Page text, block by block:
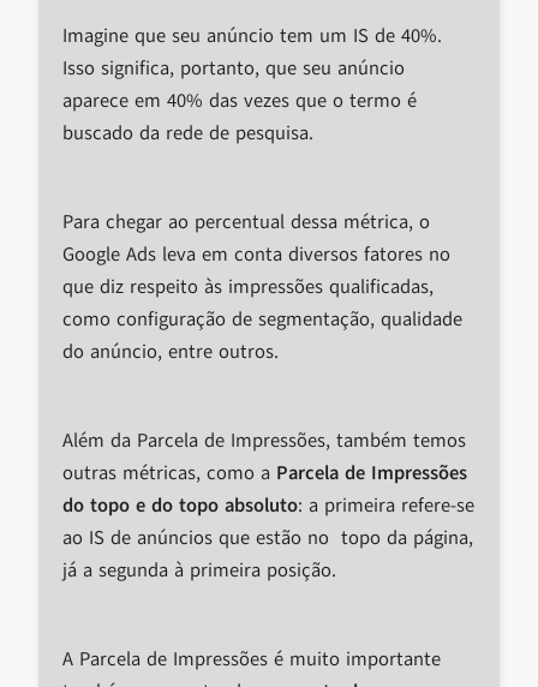
Imagine que seu anúncio tem um IS de 40%.
Isso significa, portanto, que seu anúncio
aparece em 40% das vezes que o termo é
buscado da rede de pesquisa.
Para chegar ao percentual dessa métrica, o
Google Ads leva em conta diversos fatores no
que diz respeito às impressões qualificadas,
como configuração de segmentação, qualidade
do anúncio, entre outros.
Além da Parcela de Impressões, também temos
outras métricas, como a Parcela de Impressões
do topo e do topo absoluto: a primeira refere-se
ao IS de anúncios que estão no topo da página,
já a segunda à primeira posição.
A Parcela de Impressões é muito importante